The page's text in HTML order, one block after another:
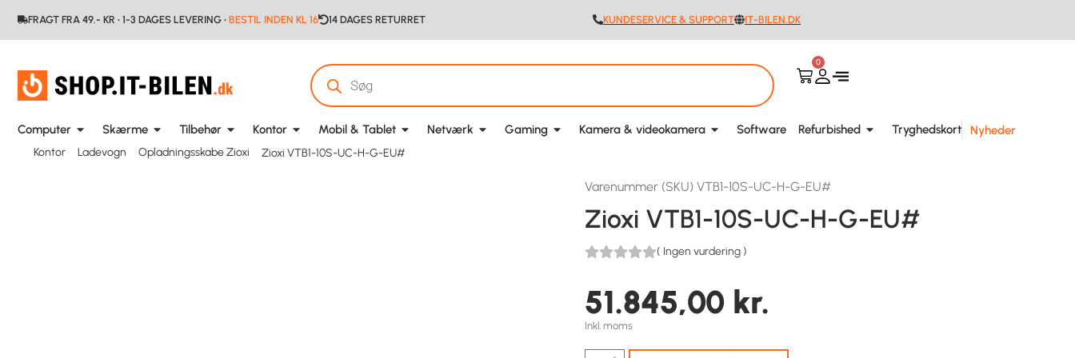
FRAGT FRA 49.- KR • 1-3 DAGES LEVERING • BESTIL INDEN KL 16 14 DAGES RETURRET KUNDESERVICE & SUPPORT IT-BILEN.DK
0
Computer Skærme Tilbehør Kontor Mobil & Tablet Netværk Gaming Kamera & videokamera Software Refurbished Tryghedskort Nyheder
Kontor Ladevogn Opladningsskabe Zioxi Zioxi VTB1-10S-UC-H-G-EU#
Varenummer (SKU) VTB1-10S-UC-H-G-EU#
Zioxi VTB1-10S-UC-H-G-EU#
( Ingen vurdering )
51.845,00 kr.
Inkl. moms